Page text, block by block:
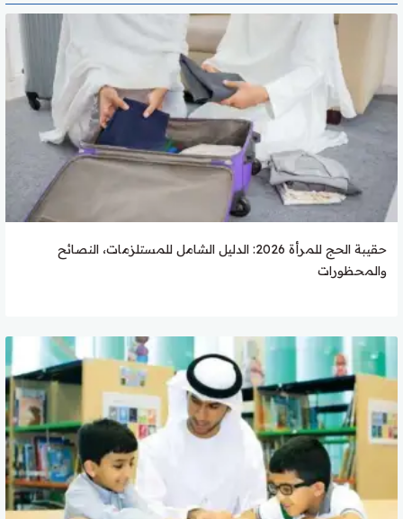
حقيبة الحج للمرأة 2026: الدليل الشامل للمستلزمات، النصائح
والمحظورات